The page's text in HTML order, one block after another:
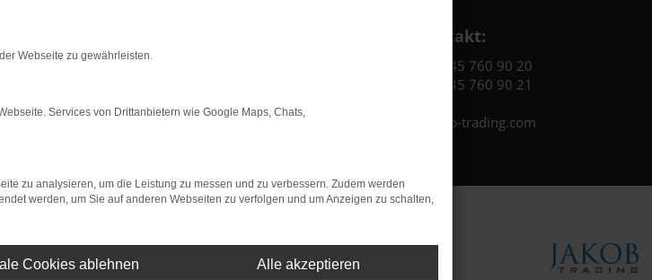
Trading GmbH
Neustadt/Vogtland
Kontakt:
Tel.: +49 3745 760 90 20
Fax: +49 3745 760 90 21
Mail: fj@jakob-trading.com
Webdesign by audaris.de
Webseite zu gewährleisten.
Services von Drittanbietern wie Google Maps, Chats,
zu analysieren, um die Leistung zu messen und zu verbessern. Zudem werden
werden, um Sie auf anderen Webseiten zu verfolgen und um Anzeigen zu schalten,
Cookies ablehnen Alle akzeptieren